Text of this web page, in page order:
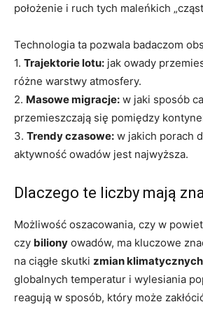
położenie i ruch tych maleńkich
Technologia ta pozwala badaczom
1. Trajektorie lotu: jak owady
różne warstwy atmosfery.
2. Masowe migracje: w jaki sposób
przemieszczają się pomiędzy
3. Trendy czasowe: w jakich porach
aktywność owadów jest najwyższa.
Dlaczego te liczby mają
Możliwość oszacowania, czy w
czy biliony owadów, ma kluczowe
na ciągłe skutki zmian klimatycznych
globalnych temperatur i wylesiania
reagują w sposób, który może